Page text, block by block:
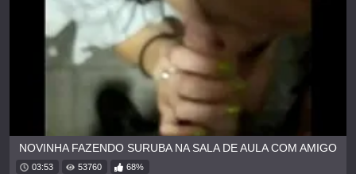
NOVINHA FAZENDO SURUBA NA SALA DE AULA COM AMIGO
03:53 53760 68%